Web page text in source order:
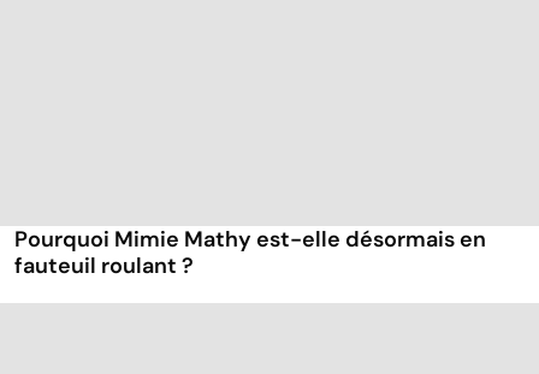
Pourquoi Mimie Mathy est-elle désormais en
fauteuil roulant ?